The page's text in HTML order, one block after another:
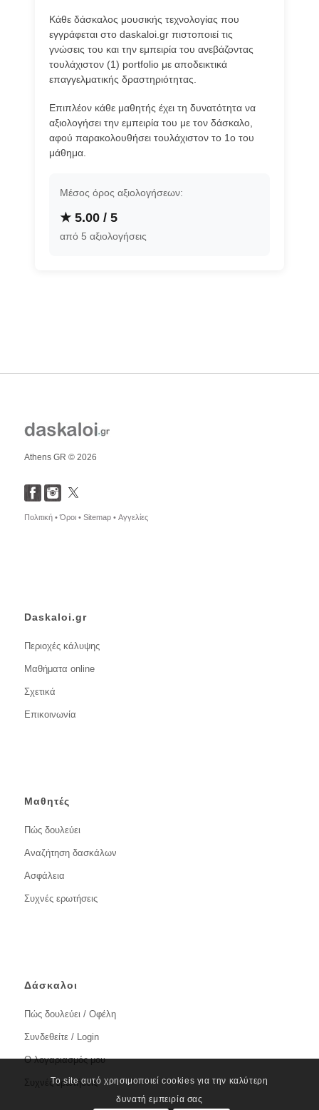
Κάθε δάσκαλος μουσικής τεχνολογίας που
εγγράφεται στο daskaloi.gr πιστοποιεί τις
γνώσεις του και την εμπειρία του ανεβάζοντας
τουλάχιστον (1) portfolio με αποδεικτικά
επαγγελματικής δραστηριότητας.
Επιπλέον κάθε μαθητής έχει τη δυνατότητα να
αξιολογήσει την εμπειρία του με τον δάσκαλο,
αφού παρακολουθήσει τουλάχιστον το 1ο του
μάθημα.
Μέσος όρος αξιολογήσεων:
★ 5.00 / 5
από 5 αξιολογήσεις
Athens GR © 2026
Πολιτική •Όροι • Sitemap • Αγγελίες
Daskaloi.gr
Περιοχές κάλυψης
Μαθήματα online
Σχετικά
Επικοινωνία
Μαθητές
Πώς δουλεύει
Αναζήτηση δασκάλων
Ασφάλεια
Συχνές ερωτήσεις
Δάσκαλοι
Πώς δουλεύει / Οφέλη
Συνδεθείτε / Login
Ο λογαριασμός μου
Συχνές ερωτήσεις
Το site αυτό χρησιμοποιεί cookies για την καλύτερη
δυνατή εμπειρία σας